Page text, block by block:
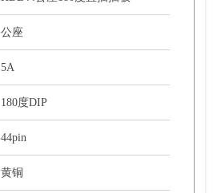
公座
5A
180度DIP
44pin
黄铜